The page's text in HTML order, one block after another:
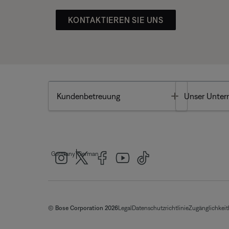
KONTAKTIEREN SIE UNS
Kundenbetreuung Toggle
Unser
Germany|German
© Bose Corporation 2026Legal DatenschutzrichtlinieZugänglichkeit